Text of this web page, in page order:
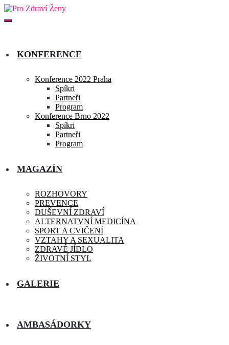
KONFERENCE
Konference 2022 Praha
Spíkri
Partneři
Program
Konference Brno 2022
Spíkri
Partneři
Program
MAGAZÍN
ROZHOVORY
PREVENCE
DUŠEVNÍ ZDRAVÍ
ALTERNATVNÍ MEDICÍNA
SPORT A CVIČENÍ
VZTAHY A SEXUALITA
ZDRAVÉ JÍDLO
ŽIVOTNÍ STYL
GALERIE
AMBASÁDORKY